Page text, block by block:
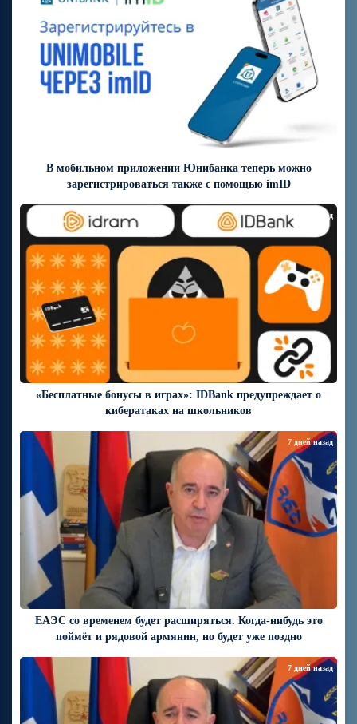
В мобильном приложении Юнибанка теперь можно
зарегистрироваться также с помощью imID
«Бесплатные бонусы в играх»: IDBank предупреждает о
кибератаках на школьников
6 дней назад
ЕАЭС со временем будет расширяться. Когда-нибудь это
поймёт и рядовой армянин, но будет уже поздно
7 дней назад
7 дней назад